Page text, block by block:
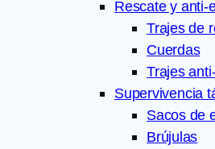
Rescate y anti-
Trajes de
Cuerdas
Trajes
Supervivencia
Sacos de
Brújulas